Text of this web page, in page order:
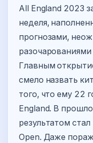
All England 2023
неделя,
прогнозами,
Главным
смело назвать
того, что ему 22
England. В
результатом
Open. Даже